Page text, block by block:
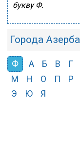
букву Ф.
Города
Ф А Б В Г
М
Н О П Р
Э
Ю Я